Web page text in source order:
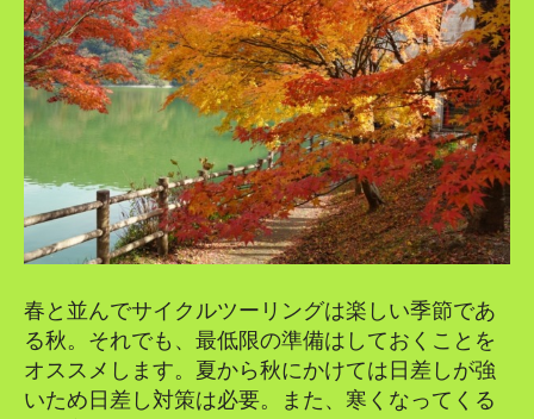
春と並んでサイクルツーリングは楽しい季節であ
る秋。それでも、最低限の準備はしておくことを
オススメします。夏から秋にかけては日差しが強
いため日差し対策は必要。また、寒くなってくる